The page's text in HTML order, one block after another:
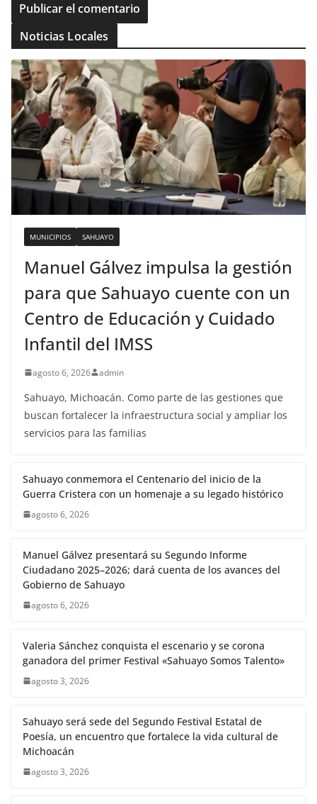
Noticias Locales
MUNICIPIOS SAHUAYO
Manuel Gálvez impulsa la gestión
para que Sahuayo cuente con un
Centro de Educación y Cuidado
Infantil del IMSS
agosto 6, 2026 admin
Sahuayo, Michoacán. Como parte de las gestiones que
buscan fortalecer la infraestructura social y ampliar los
servicios para las familias
Sahuayo conmemora el Centenario del inicio de la
Guerra Cristera con un homenaje a su legado histórico
agosto 6, 2026
Manuel Gálvez presentará su Segundo Informe
Ciudadano 2025–2026; dará cuenta de los avances del
Gobierno de Sahuayo
agosto 6, 2026
Valeria Sánchez conquista el escenario y se corona
ganadora del primer Festival «Sahuayo Somos Talento»
agosto 3, 2026
Sahuayo será sede del Segundo Festival Estatal de
Poesía, un encuentro que fortalece la vida cultural de
Michoacán
agosto 3, 2026